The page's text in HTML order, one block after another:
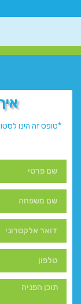
*טופס זה הינו